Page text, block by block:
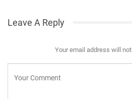
Leave A Reply
Your email address will